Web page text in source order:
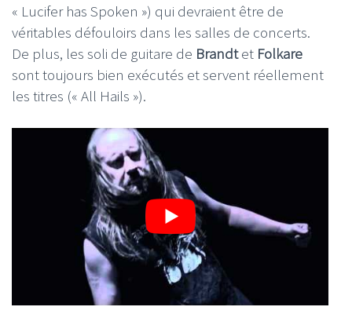
« Lucifer has Spoken ») qui devraient être de
véritables défouloirs dans les salles de concerts.
De plus, les soli de guitare de Brandtet Folkare
sont toujours bien exécutés et servent réellement
les titres (« All Hails »).